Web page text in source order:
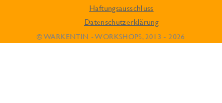
Haftungsausschluss
Datenschutzerklärung
© WARKENTIN - WORKSHOPS, 2013 - 2026